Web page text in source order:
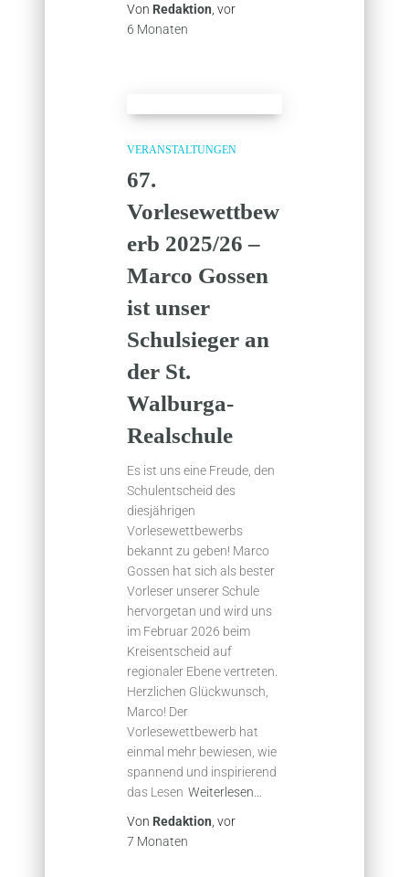
Von Redaktion , vor
6 Monaten
VERANSTALTUNGEN
67.
Vorlesewettbew
erb 2025/26 –
Marco Gossen
ist unser
Schulsieger an
der St.
Walburga-
Realschule
Es ist uns eine Freude, den
Schulentscheid des
diesjährigen
Vorlesewettbewerbs
bekannt zu geben! Marco
Gossen hat sich als bester
Vorleser unserer Schule
hervorgetan und wird uns
im Februar 2026 beim
Kreisentscheid auf
regionaler Ebene vertreten.
Herzlichen Glückwunsch,
Marco! Der
Vorlesewettbewerb hat
einmal mehr bewiesen, wie
spannend und inspirierend
das Lesen Weiterlesen…
Von Redaktion , vor
7 Monaten